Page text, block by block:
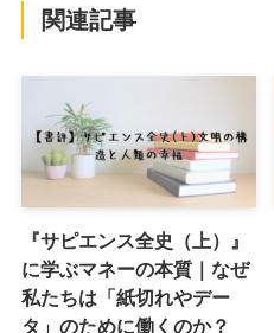
関連記事
『サピエンス全史（上）』
に学ぶマネーの本質｜なぜ
私たちは「紙切れやデー
タ」のために働くのか？